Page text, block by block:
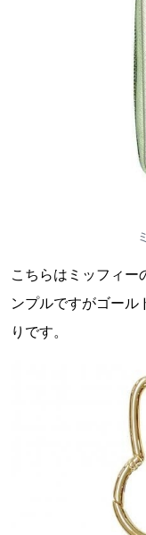
こちらはミッフィー
ンプルですがゴール
りです。